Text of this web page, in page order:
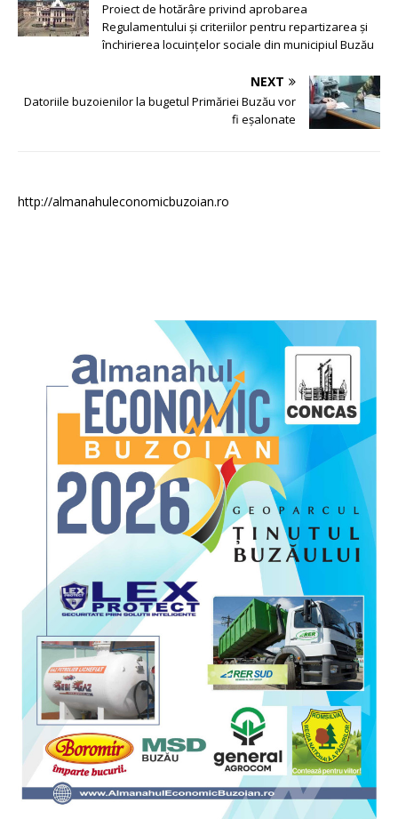
Proiect de hotărâre privind aprobarea
Regulamentului și criteriilor pentru repartizarea și
închirierea locuințelor sociale din municipiul Buzău
NEXT
Datoriile buzoienilor la bugetul Primăriei Buzău vor
fi eșalonate
http://almanahuleconomicbuzoian.ro